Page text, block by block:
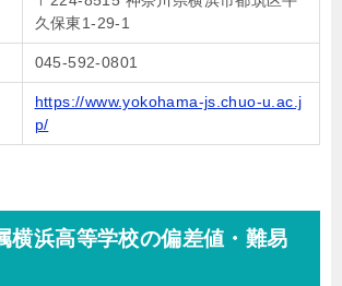
久保東1-29-1
045-592-0801
https://www.yokohama-js.chuo-u.ac.j
p/
横浜高等学校の偏差値・難易